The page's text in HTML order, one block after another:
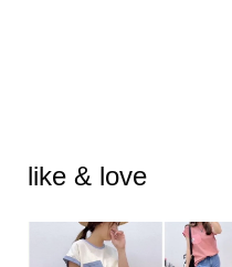
like & love